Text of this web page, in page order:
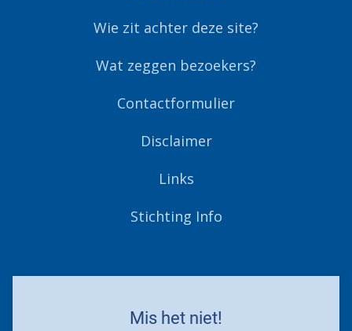
Wie zit achter deze site?
Wat zeggen bezoekers?
Contactformulier
Disclaimer
Links
Stichting Info
Mis het niet!